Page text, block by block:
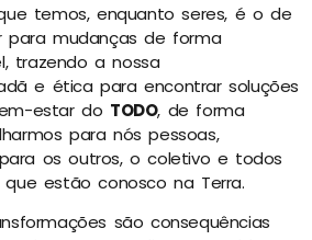
temos, enquanto seres, é o de
para mudanças de forma
trazendo a nossa
e ética para encontrar soluções
estar do TODO, de forma
para nós pessoas,
os outros, o coletivo e todos
estão conosco na Terra.
são consequências